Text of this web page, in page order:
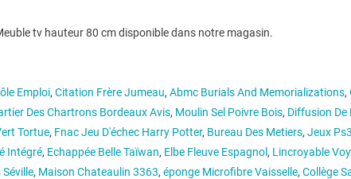
tv hauteur 80 cm disponible dans notre magasin.
Emploi, Citation Frère Jumeau, Abmc Burials And Memorializations,
Des Chartrons Bordeaux Avis, Moulin Sel Poivre Bois, Diffusion De
Tortue, Fnac Jeu D'échec Harry Potter, Bureau Des Metiers, Jeux
Intégré, Echappée Belle Taïwan, Elbe Fleuve Espagnol , Lincroyable
, Maison Chateaulin 3363, éponge Microfibre Vaisselle, Collège